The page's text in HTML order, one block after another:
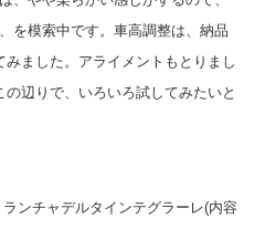
を模索中です。車高調整は、納品
ました。アライメントもとりまし
辺りで、いろいろ試してみたいと
ンチャデルタインテグラーレ(内容